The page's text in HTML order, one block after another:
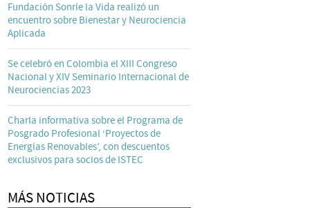
Fundación Sonríe la Vida realizó un
encuentro sobre Bienestar y Neurociencia
Aplicada
Se celebró en Colombia el XIII Congreso
Nacional y XIV Seminario Internacional de
Neurociencias 2023
Charla informativa sobre el Programa de
Posgrado Profesional ‘Proyectos de
Energías Renovables’, con descuentos
exclusivos para socios de ISTEC
MÁS NOTICIAS